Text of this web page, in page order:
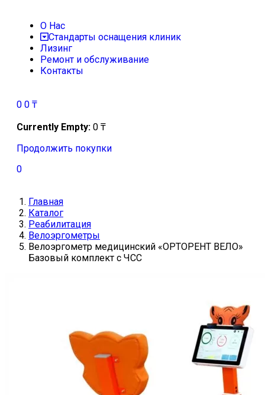
О Нас
Стандарты оснащения клиник
Лизинг
Ремонт и обслуживание
Контакты
0 0 ₸
Currently Empty: 0 ₸
Продолжить покупки
0
Главная
Каталог
Реабилитация
Велоэргометры
Велоэргометр медицинский «ОРТОРЕНТ ВЕЛО»
Базовый комплект с ЧСС